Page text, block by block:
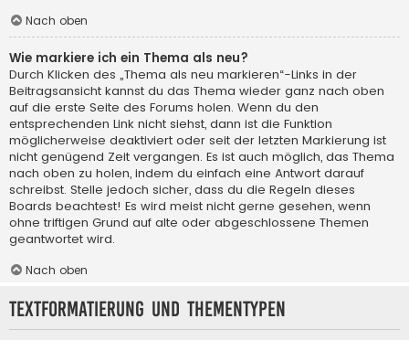
Nach oben
Wie markiere ich ein Thema als neu?
Durch Klicken des „Thema als neu markieren“-Links in der
Beitragsansicht kannst du das Thema wieder ganz nach oben
auf die erste Seite des Forums holen. Wenn du den
entsprechenden Link nicht siehst, dann ist die Funktion
möglicherweise deaktiviert oder seit der letzten Markierung ist
nicht genügend Zeit vergangen. Es ist auch möglich, das Thema
nach oben zu holen, indem du einfach eine Antwort darauf
schreibst. Stelle jedoch sicher, dass du die Regeln dieses
Boards beachtest! Es wird meist nicht gerne gesehen, wenn
ohne triftigen Grund auf alte oder abgeschlossene Themen
geantwortet wird.
Nach oben
Textformatierung und Thementypen